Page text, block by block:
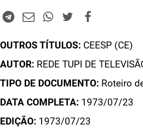
OUTROS TÍTULOS: CEESP (CE)
AUTOR: REDE TUPI DE
TIPO DE DOCUMENTO: Roteiro
DATA COMPLETA: 1973/07/23
EDIÇÃO: 1973/07/23